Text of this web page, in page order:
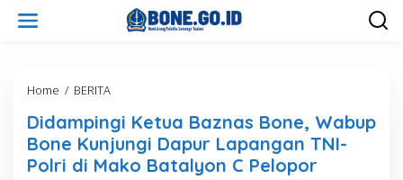
Home / BERITA
d
a
m
p
Didampingi Ketua Baznas Bone, Wabup
Bone Kunjungi Dapur Lapangan TNI-
Polri di Mako Batalyon C Pelopor